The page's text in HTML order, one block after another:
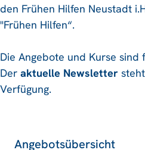
den Frühen Hilfen Neustadt
"Frühen Hilfen“.
Die Angebote und Kurse sind
Der aktuelle Newsletter
Verfügung.
Angebotsübersicht